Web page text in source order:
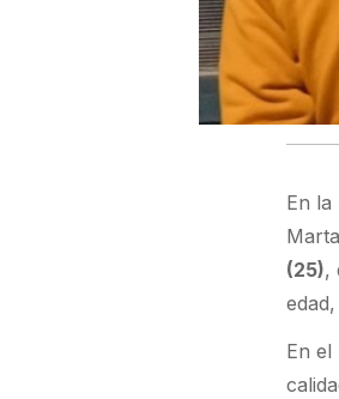
En la
(25),
En